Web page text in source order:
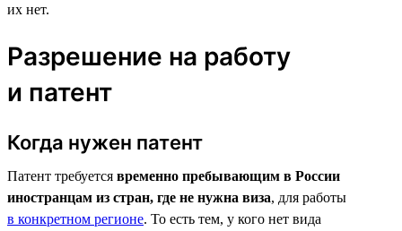
их нет.
Разрешение на работу
и патент
Когда нужен патент
Патент требуется временно пребывающим в России
иностранцам из стран, где не нужна виза, для работы
в конкретном регионе. То есть тем, у кого нет вида